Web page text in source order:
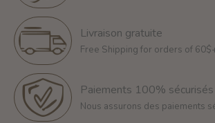
Livraison gratuite
Free Shipping for orders of
Paiements 100% sécurisés
Nous assurons des paiements